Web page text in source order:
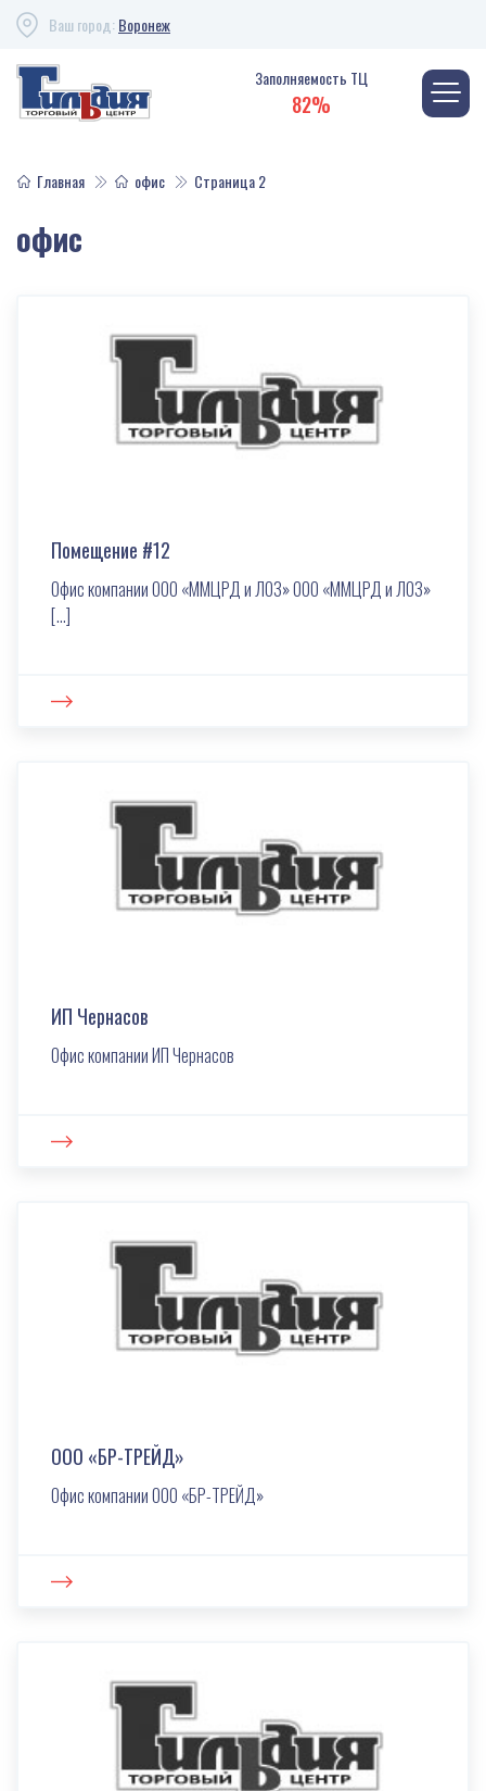
Ваш город:Воронеж
Заполняемость ТЦ
82%
Главная офис Страница 2
офис
Помещение #12
Офис компании ООО «ММЦРД и ЛОЗ» ООО «ММЦРД и ЛОЗ»
[…]
ИП Чернасов
Офис компании ИП Чернасов
ООО «БР-ТРЕЙД»
Офис компании ООО «БР-ТРЕЙД»